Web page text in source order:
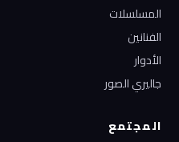
المسلسلات
الفنانين
الأدوار
جاليري الصور
المجتمع